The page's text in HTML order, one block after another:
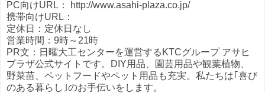
PC向けURL： http://www.asahi-plaza.co.jp/
携帯向けURL：
定休日：定休日なし
営業時間：9時～21時
PR文：日曜大工センターを運営するKTCグループ アサヒ
プラザ公式サイトです。DIY用品、園芸用品や観葉植物、
野菜苗、ペットフードやペット用品も充実。私たちは｢喜び
のある暮らし｣のお手伝いをします。